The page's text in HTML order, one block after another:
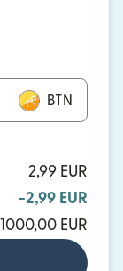
BTN
2,99 EUR
-2,99 EUR
1000,00 EUR